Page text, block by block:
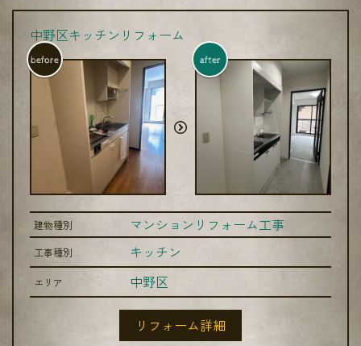
中野区キッチンリフォーム
before after
建物種別 マンションリフォーム工事
工事種別 キッチン
エリア 中野区
リフォーム詳細